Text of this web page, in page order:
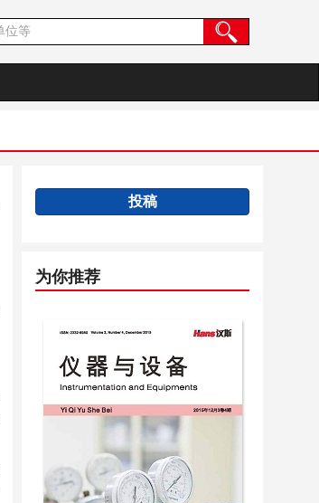
投稿
为你推荐